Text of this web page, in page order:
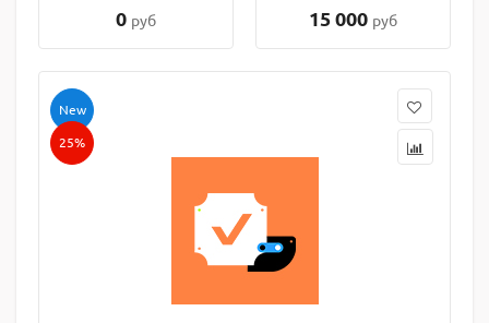
0 руб 15 000 руб
New
25%